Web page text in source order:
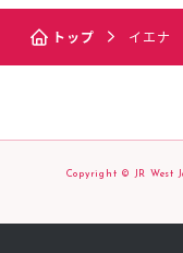
トップ イエナ
Copyright © JR West